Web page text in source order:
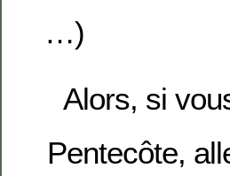
…)
Alors, si
Pentecôte,